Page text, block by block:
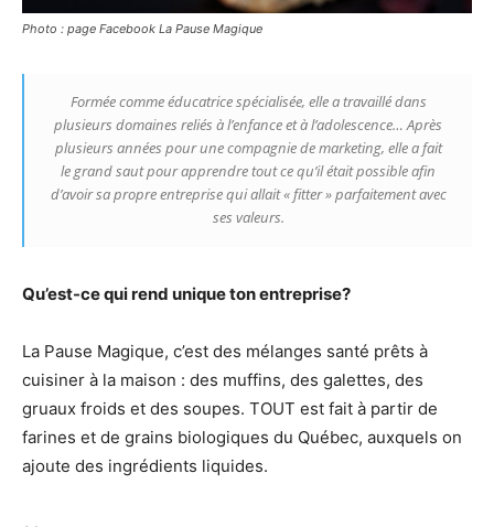
Photo : page Facebook La Pause Magique
Formée comme éducatrice spécialisée, elle a travaillé dans
plusieurs domaines reliés à l’enfance et à l’adolescence… Après
plusieurs années pour une compagnie de marketing, elle a fait
le grand saut pour apprendre tout ce qu’il était possible afin
d’avoir sa propre entreprise qui allait « fitter » parfaitement avec
ses valeurs.
Qu’est-ce qui rend unique ton entreprise?
La Pause Magique, c’est des mélanges santé prêts à
cuisiner à la maison : des muffins, des galettes, des
gruaux froids et des soupes. TOUT est fait à partir de
farines et de grains biologiques du Québec, auxquels on
ajoute des ingrédients liquides.